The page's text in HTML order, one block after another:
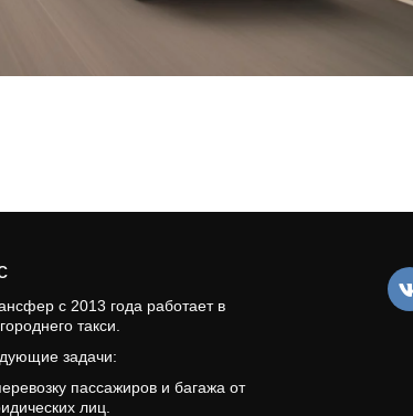
c 2013 года работает в
такси.
задачи:
пассажиров и багажа от
лиц.